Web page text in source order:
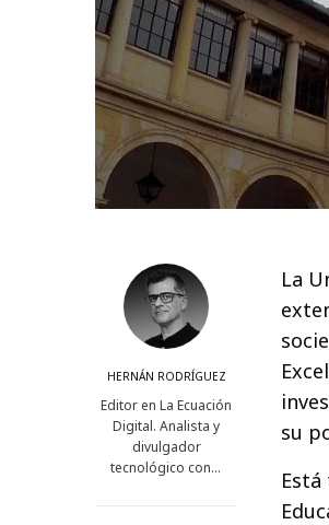
HERNÁN RODRÍGUEZ
Editor en La Ecuación
Digital. Analista y
divulgador
tecnológico con…
La
su